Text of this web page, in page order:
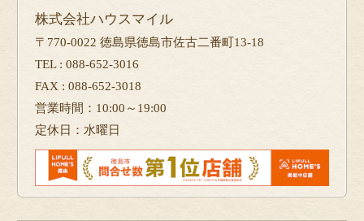
株式会社ハウスマイル
〒770-0022 徳島県徳島市佐古二番町13-18
TEL : 088-652-3016
FAX : 088-652-3018
営業時間：10:00～19:00
定休日：水曜日